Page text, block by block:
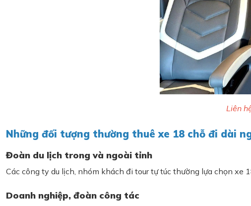
Liên
Những đối tượng thường thuê xe 18 chỗ đi dài
Đoàn du lịch trong và ngoài tỉnh
Các công ty du lịch, nhóm khách đi tour tự túc thường lựa chọn
Doanh nghiệp, đoàn công tác